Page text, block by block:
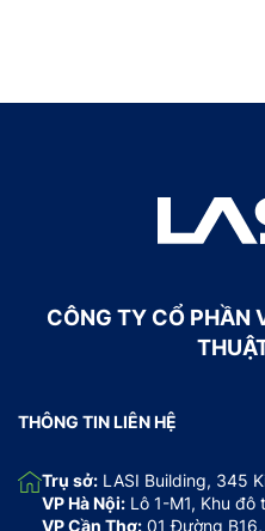
CÔNG TY CỔ PHẦN
THÔNG TIN LIÊN HỆ
Trụ sở: LASI Building, 345
VP Hà Nội: Lô 1-M1, Khu đô
VP Cần Thơ: 01 Đường B16,